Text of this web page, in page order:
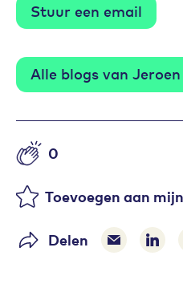
Stuur een email
Alle blogs van Jeroen
Aantal likes
0
Toevoegen aan
Delen Delen via